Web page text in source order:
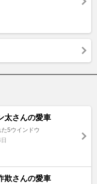
太さんの愛車
5ウインドウ
欺さんの愛車